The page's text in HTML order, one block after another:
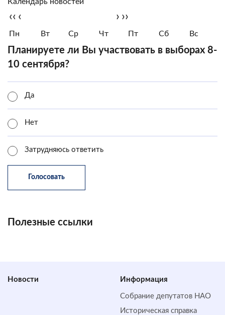
‹‹ ‹ › ››
Пн Вт Ср Чт Пт Сб Вс
Планируете ли Вы участвовать в выборах 8-
10 сентября?
Да
Нет
Затрудняюсь ответить
Полезные ссылки
Новости Информация
Собрание депутатов НАО
Историческая справка